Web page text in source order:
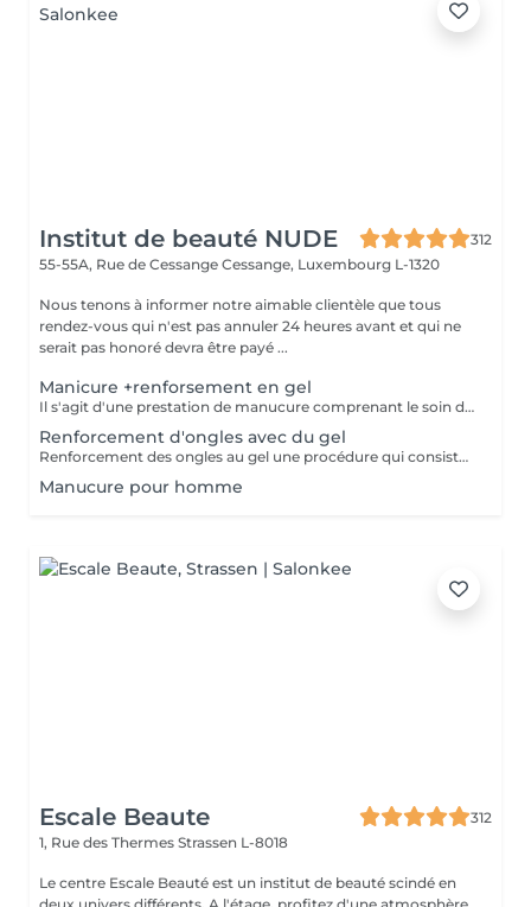
Institut de beauté NUDE
312
55-55A, Rue de Cessange Cessange, Luxembourg L-1320
Nous tenons à informer notre aimable clientèle que tous
rendez-vous qui n'est pas annuler 24 heures avant et qui ne
serait pas honoré devra être payé ...
Manicure +renforsement en gel
Il s'agit d'une prestation de manucure comprenant le soin des cuticules, le polissage des replis latéraux, ainsi que le renforcement de vos ongles naturels sans extension. Les ongles deviennent plus forts, soignés et gardent leur longueur naturelle. Il est recommandé de répéter la procédure toutes les 3 semaines pour maintenir un résultat optimal.
Renforcement d'ongles avec du gel
Renforcement des ongles au gel une procédure qui consiste à appliquer un gel fortifiant sur l'ongle naturel. Il protège contre la casse, lisse la surface et renforce les ongles. Convient à : Ongles fins, cassants et dédoublés Ceux qui veulent renforcer leurs ongles sans extension Prolonger la tenue du vernis Le gel est appliqué en fine couche, sans alourdir l'ongle, et aide à obtenir une longueur saine.
Manucure pour homme
Escale Beaute
312
1, Rue des Thermes Strassen L-8018
Le centre Escale Beauté est un institut de beauté scindé en